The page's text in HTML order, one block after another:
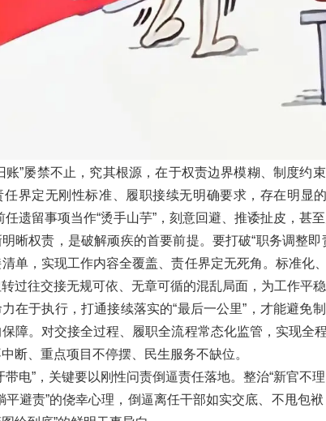
账”屡禁不止，究其根源，在于权责边界模糊、制度约
任界定无刚性标准、履职接续无明确要求，存在明显
任遗留事项当作“烫手山芋”，刻意回避、推诿扯皮，甚
明晰权责，是破解顽疾的首要前提。要打破“职务调整
单，实现工作内容全覆盖、责任界定无死角。标准化
过往交接无规可依、无章可循的混乱局面，为工作平稳
在于执行，打通接续落实的“最后一公里”，才能避免
障。对交接全过程、履职全流程常态化监管，实现全
断、重点项目不停摆、民生服务不缺位。
带电”，关键要以刚性问责倒逼责任落地。整治“新官不
平避责”的侥幸心理，倒逼离任干部如实交底、不甩包